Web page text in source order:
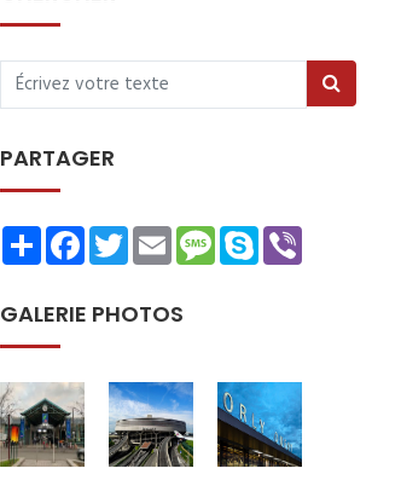
PARTAGER
ShareFacebookTwitterEmailMessage
Skype
GALERIE PHOTOS